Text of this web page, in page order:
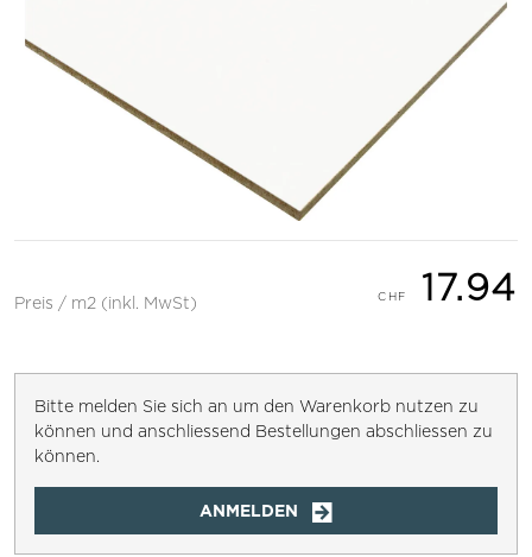
Preis / m2 (inkl. MwSt) 17.94
Bitte melden Sie sich an um den Warenkorb nutzen zu
können und anschliessend Bestellungen abschliessen zu
können.
ANMELDEN